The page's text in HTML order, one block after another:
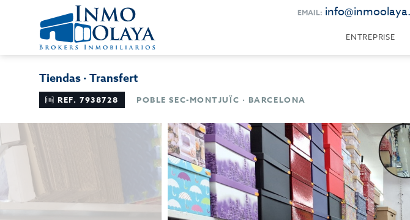
EMAIL:
ENTREPRISE
Tiendas · Transfert
REF. 7938728 POBLE SEC-MONTJUÏC · BARCELONA